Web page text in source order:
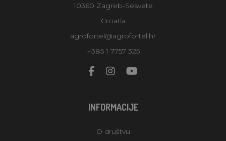
10360 Zagreb-Sesvete
Croatia
agrofortel@agrofortel.hr
+385 1 7757 325
INFORMACIJE
O društvu